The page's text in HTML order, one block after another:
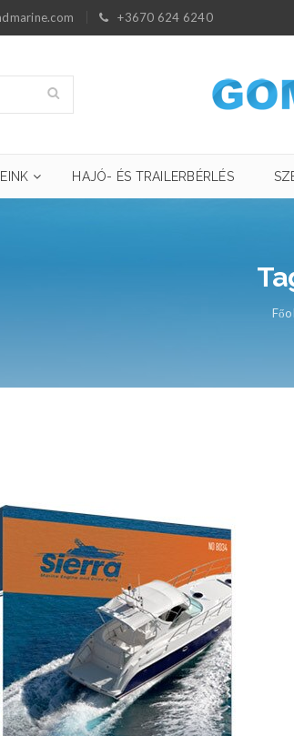
+3670 624 6240
HAJÓ- ÉS TRAILERBÉRLÉS